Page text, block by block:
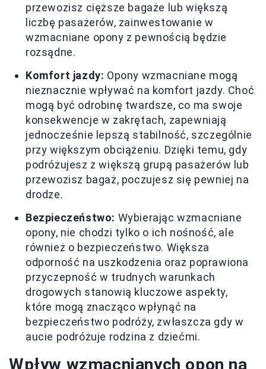
przewozisz cięższe bagaże lub większą
liczbę pasażerów, zainwestowanie w
wzmacniane opony z pewnością będzie
rozsądne.
Komfort jazdy: Opony wzmacniane mogą
nieznacznie wpływać na komfort jazdy. Choć
mogą być odrobinę twardsze, co ma swoje
konsekwencje w zakrętach, zapewniają
jednocześnie lepszą stabilność, szczególnie
przy większym obciążeniu. Dzięki temu, gdy
podróżujesz z większą grupą pasażerów lub
przewozisz bagaż, poczujesz się pewniej na
drodze.
Bezpieczeństwo: Wybierając wzmacniane
opony, nie chodzi tylko o ich nośność, ale
również o bezpieczeństwo. Większa
odporność na uszkodzenia oraz poprawiona
przyczepność w trudnych warunkach
drogowych stanowią kluczowe aspekty,
które mogą znacząco wpłynąć na
bezpieczeństwo podróży, zwłaszcza gdy w
aucie podróżuje rodzina z dziećmi.
Wpływ wzmacnianych opon na